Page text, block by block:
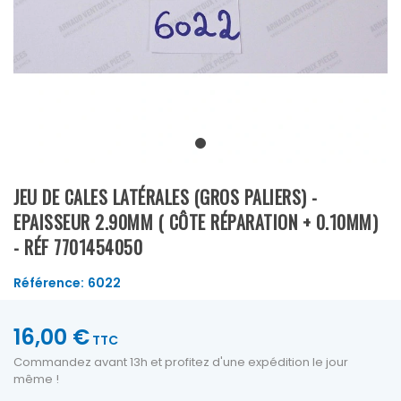
JEU DE CALES LATÉRALES (GROS PALIERS) -
EPAISSEUR 2.90MM ( CÔTE RÉPARATION + 0.10MM)
- RÉF 7701454050
Référence: 6022
16,00 € TTC
Commandez avant 13h et profitez d'une expédition le jour
même !